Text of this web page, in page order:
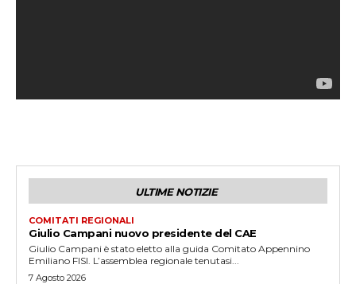
ULTIME NOTIZIE
COMITATI REGIONALI
Giulio Campani nuovo presidente del CAE
Giulio Campani è stato eletto alla guida Comitato Appennino
Emiliano FISI. L’assemblea regionale tenutasi...
7 Agosto 2026